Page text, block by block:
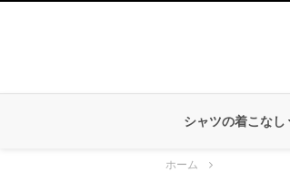
シャツの着こなし
ホーム